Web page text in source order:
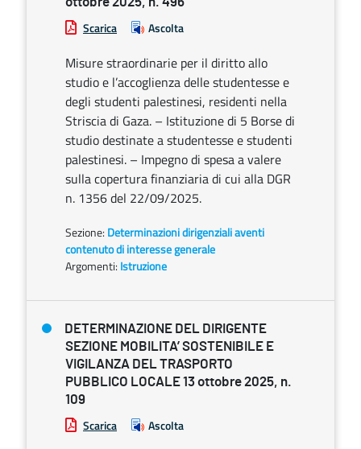
Scarica Ascolta
Misure straordinarie per il diritto allo
studio e l’accoglienza delle studentesse e
degli studenti palestinesi, residenti nella
Striscia di Gaza. – Istituzione di 5 Borse di
studio destinate a studentesse e studenti
palestinesi. – Impegno di spesa a valere
sulla copertura finanziaria di cui alla DGR
n. 1356 del 22/09/2025.
Sezione: Determinazioni dirigenziali aventi
contenuto di interesse generale
Argomenti: Istruzione
DETERMINAZIONE DEL DIRIGENTE
SEZIONE MOBILITA’ SOSTENIBILE E
VIGILANZA DEL TRASPORTO
PUBBLICO LOCALE 13 ottobre 2025, n.
109
Scarica Ascolta